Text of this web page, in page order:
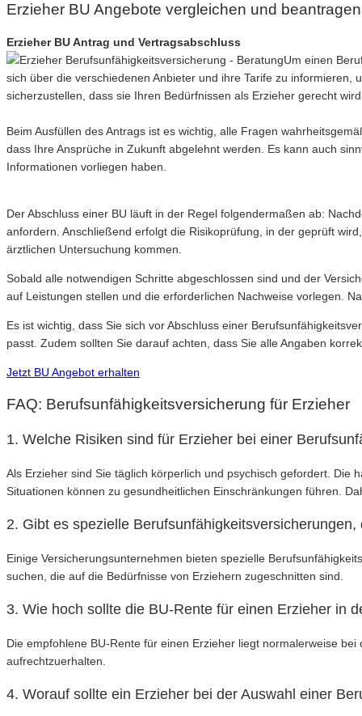
Erzieher BU Angebote vergleichen und beantragen
Erzieher BU Antrag und Vertragsabschluss
Um einen
sich über die verschiedenen Anbieter und ihre Tarife zu
sicherzustellen, dass sie Ihren Bedürfnissen als Erzieher gerecht
Beim Ausfüllen des Antrags ist es wichtig, alle Fragen
dass Ihre Ansprüche in Zukunft abgelehnt werden. Es kann auch
Informationen vorliegen haben.
Der Abschluss einer BU läuft in der Regel folgendermaßen ab:
anfordern. Anschließend erfolgt die Risikoprüfung, in der geprüft
ärztlichen Untersuchung kommen.
Sobald alle notwendigen Schritte abgeschlossen sind und der
auf Leistungen stellen und die erforderlichen Nachweise vorlegen.
Es ist wichtig, dass Sie sich vor Abschluss einer
passt. Zudem sollten Sie darauf achten, dass Sie alle Angaben
Jetzt BU Angebot erhalten
FAQ: Berufsunfähigkeitsversicherung für Erzieher
1. Welche Risiken sind für Erzieher bei einer
Als Erzieher sind Sie täglich körperlich und psychisch gefordert.
Situationen können zu gesundheitlichen Einschränkungen führen.
2. Gibt es spezielle
Einige Versicherungsunternehmen bieten spezielle
suchen, die auf die Bedürfnisse von Erziehern zugeschnitten sind.
3. Wie hoch sollte die BU-Rente für einen Erzieher in
Die empfohlene BU-Rente für einen Erzieher liegt normalerweise
aufrechtzuerhalten.
4. Worauf sollte ein Erzieher bei der Auswahl einer